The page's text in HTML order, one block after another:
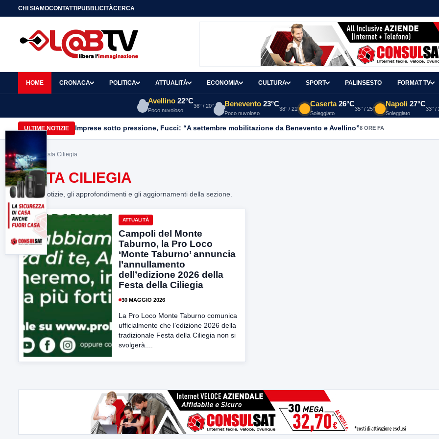
CHI SIAMOCONTATTIPUBBLICITÀCERCA
HOME CRONACA POLITICA ATTUALITÀ ECONOMIA CULTURA SPORT PALINSESTO FORMAT TV
Avellino 22°C
Poco nuvoloso
36° / 20° Benevento 23°C
Poco nuvoloso
38° / 21°
Caserta 26°C
Soleggiato
35° / 25°
Napoli 27°C
Soleggiato
33° /
ULTIME NOTIZIE Imprese sotto pressione, Fucci: “A settembre mobilitazione da Benevento e Avellino”8 ORE FA
Home> Festa Ciliegia
FESTA CILIEGIA
Tutte le notizie, gli approfondimenti e gli aggiornamenti della sezione.
ATTUALITÀ
Campoli del Monte
Taburno, la Pro Loco
‘Monte Taburno’ annuncia
l’annullamento
dell’edizione 2026 della
Festa della Ciliegia
30 MAGGIO 2026
La Pro Loco Monte Taburno comunica
ufficialmente che l’edizione 2026 della
tradizionale Festa della Ciliegia non si
svolgerà....